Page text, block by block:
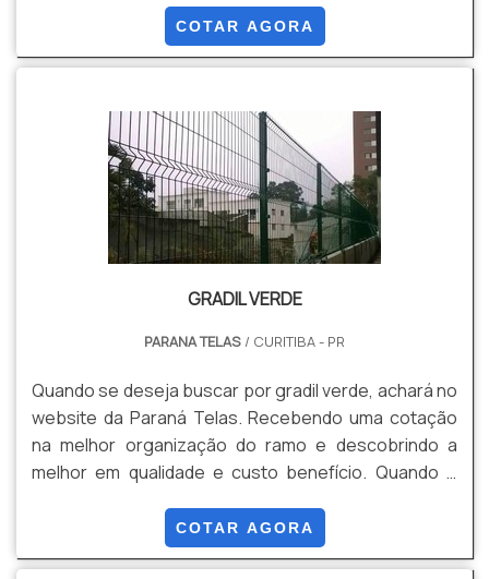
resistência e tranquilidade no comercial, ambiente
rural ou domiciliar.Devio o material de aço
maior proteção e resistência contra oxidação, até
mesmo em ...
COTAR AGORA
GRADIL VERDE
PARANA TELAS / CURITIBA - PR
Quando se deseja buscar por gradil verde, achará no
website da Paraná Telas. Recebendo uma cotação
na melhor organização do ramo e descobrindo a
melhor em qualidade e custo benefício. Quando o
da Paraná Telas encontramos assertividade com
soluções para gradis, concertinas, telas, ou qualquer
COTAR AGORA